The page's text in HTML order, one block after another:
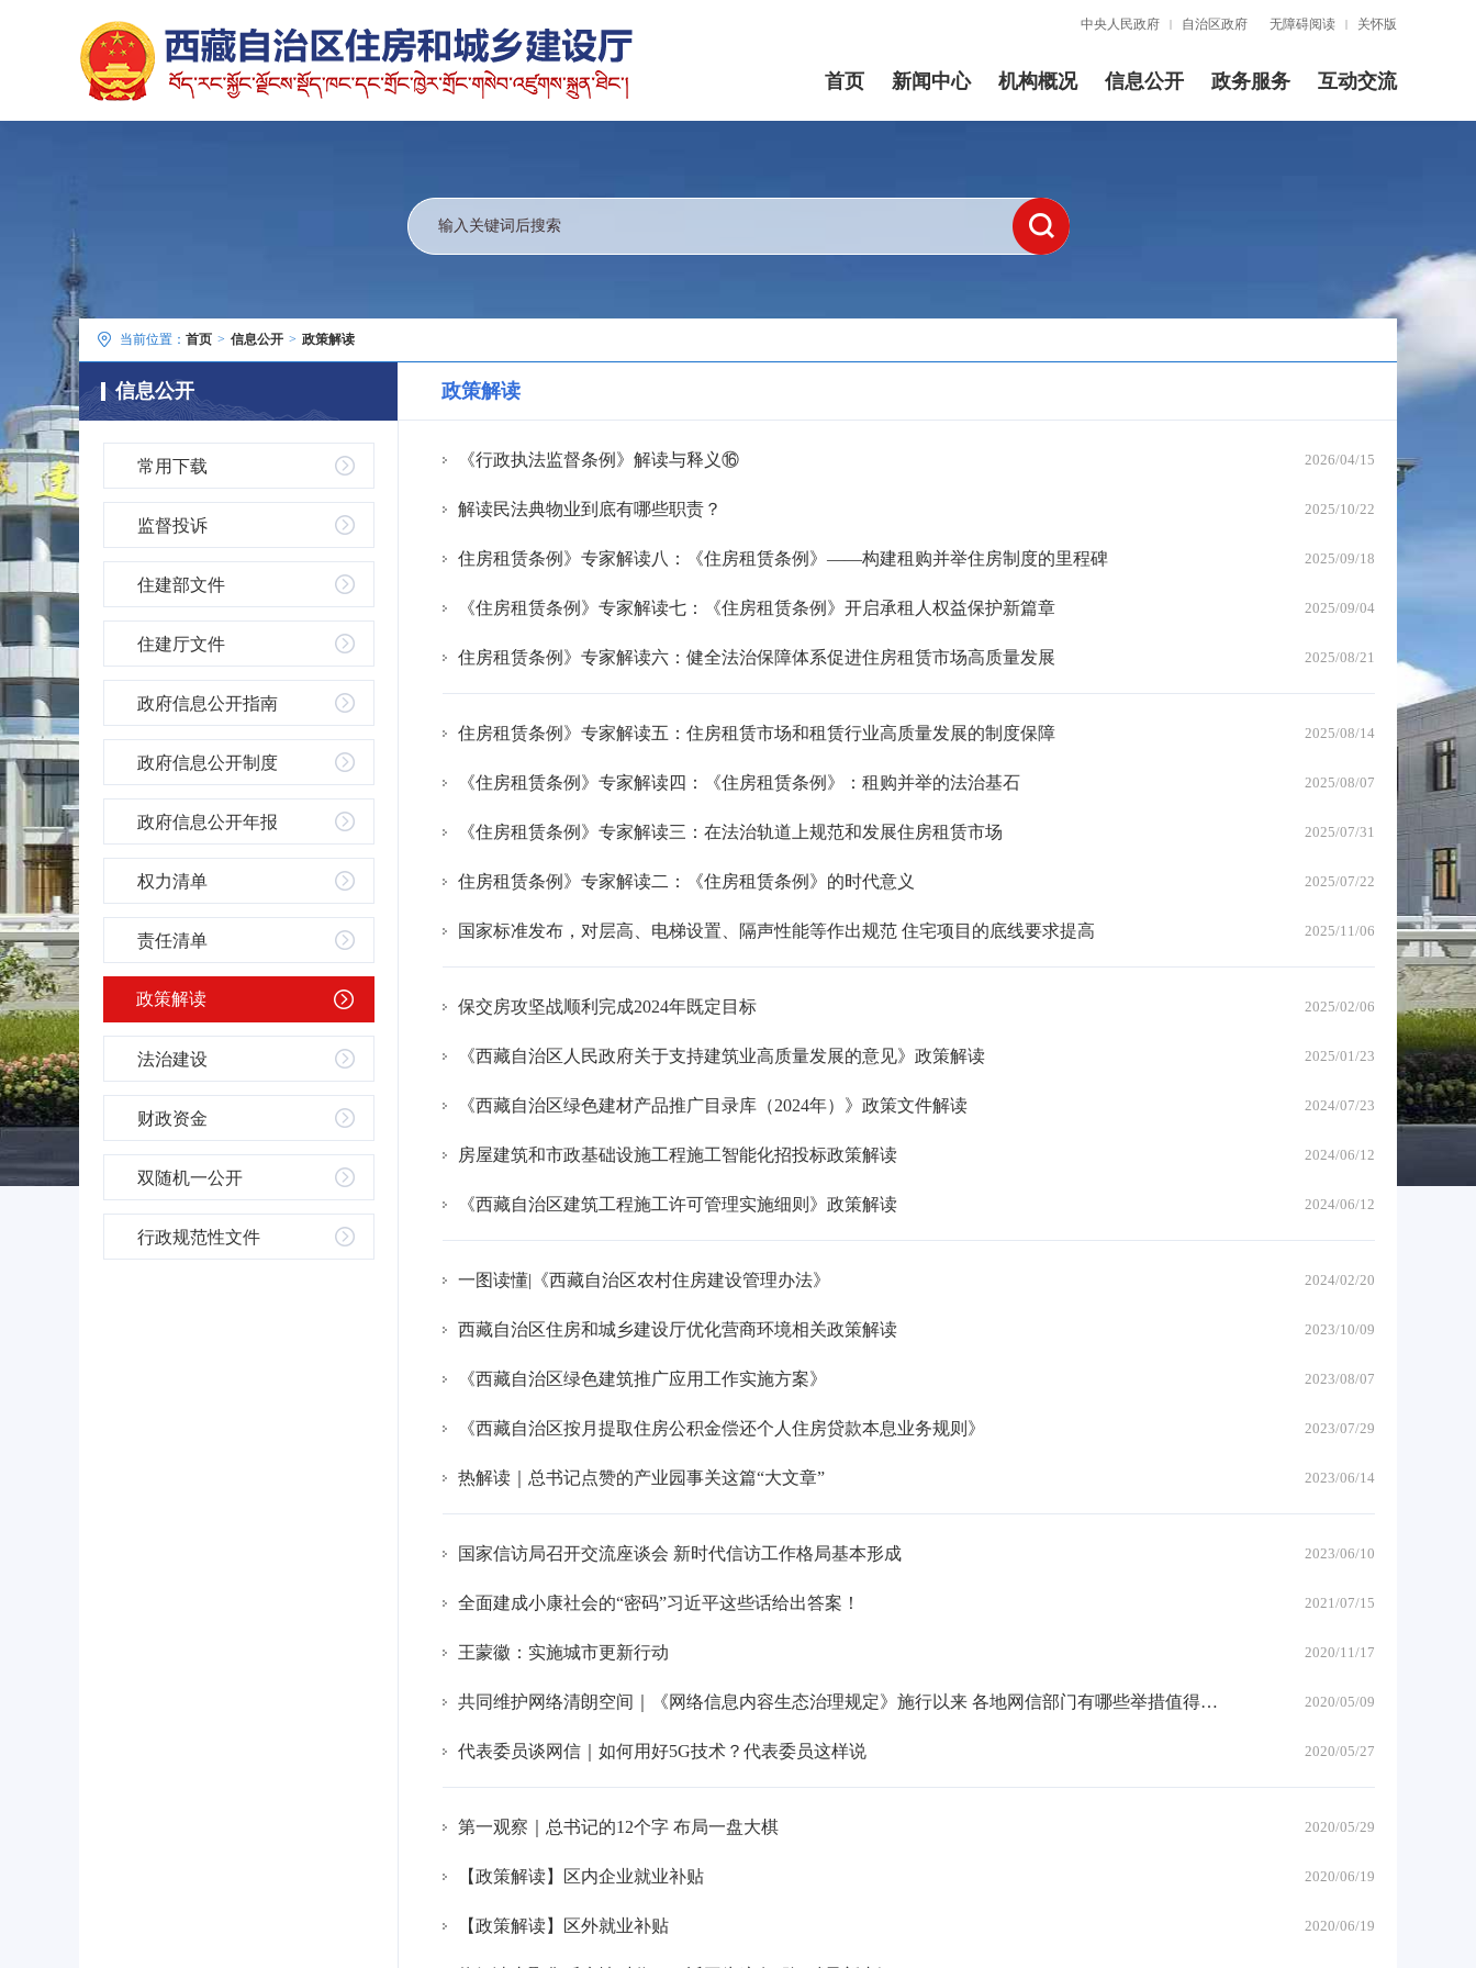
中央人民政府 | 自治区政府 无障碍阅读 | 关怀版
首页 新闻中心 机构概况 信息公开 政务服务 互动交流
当前位置： 首页 > 信息公开 > 政策解读
信息公开
常用下载
监督投诉
住建部文件
住建厅文件
政府信息公开指南
政府信息公开制度
政府信息公开年报
权力清单
责任清单
政策解读
法治建设
财政资金
双随机一公开
行政规范性文件
政策解读
《行政执法监督条例》解读与释义⑯ 2026/04/15
解读民法典物业到底有哪些职责？ 2025/10/22
住房租赁条例》专家解读八：《住房租赁条例》——构建租购并举住房制度的里程碑 2025/09/18
《住房租赁条例》专家解读七：《住房租赁条例》开启承租人权益保护新篇章 2025/09/04
住房租赁条例》专家解读六：健全法治保障体系促进住房租赁市场高质量发展 2025/08/21
住房租赁条例》专家解读五：住房租赁市场和租赁行业高质量发展的制度保障 2025/08/14
《住房租赁条例》专家解读四：《住房租赁条例》：租购并举的法治基石 2025/08/07
《住房租赁条例》专家解读三：在法治轨道上规范和发展住房租赁市场 2025/07/31
住房租赁条例》专家解读二：《住房租赁条例》的时代意义 2025/07/22
国家标准发布，对层高、电梯设置、隔声性能等作出规范 住宅项目的底线要求提高 2025/11/06
保交房攻坚战顺利完成2024年既定目标 2025/02/06
《西藏自治区人民政府关于支持建筑业高质量发展的意见》政策解读 2025/01/23
《西藏自治区绿色建材产品推广目录库（2024年）》政策文件解读 2024/07/23
房屋建筑和市政基础设施工程施工智能化招投标政策解读 2024/06/12
《西藏自治区建筑工程施工许可管理实施细则》政策解读 2024/06/12
一图读懂|《西藏自治区农村住房建设管理办法》 2024/02/20
西藏自治区住房和城乡建设厅优化营商环境相关政策解读 2023/10/09
《西藏自治区绿色建筑推广应用工作实施方案》 2023/08/07
《西藏自治区按月提取住房公积金偿还个人住房贷款本息业务规则》 2023/07/29
热解读｜总书记点赞的产业园事关这篇“大文章” 2023/06/14
国家信访局召开交流座谈会 新时代信访工作格局基本形成 2023/06/10
全面建成小康社会的“密码”习近平这些话给出答案！ 2021/07/15
王蒙徽：实施城市更新行动 2020/11/17
共同维护网络清朗空间｜《网络信息内容生态治理规定》施行以来 各地网信部门有哪些举措值得关注？ 2020/05/09
代表委员谈网信｜如何用好5G技术？代表委员这样说 2020/05/27
第一观察｜总书记的12个字 布局一盘大棋 2020/05/29
【政策解读】区内企业就业补贴 2020/06/19
【政策解读】区外就业补贴 2020/06/19